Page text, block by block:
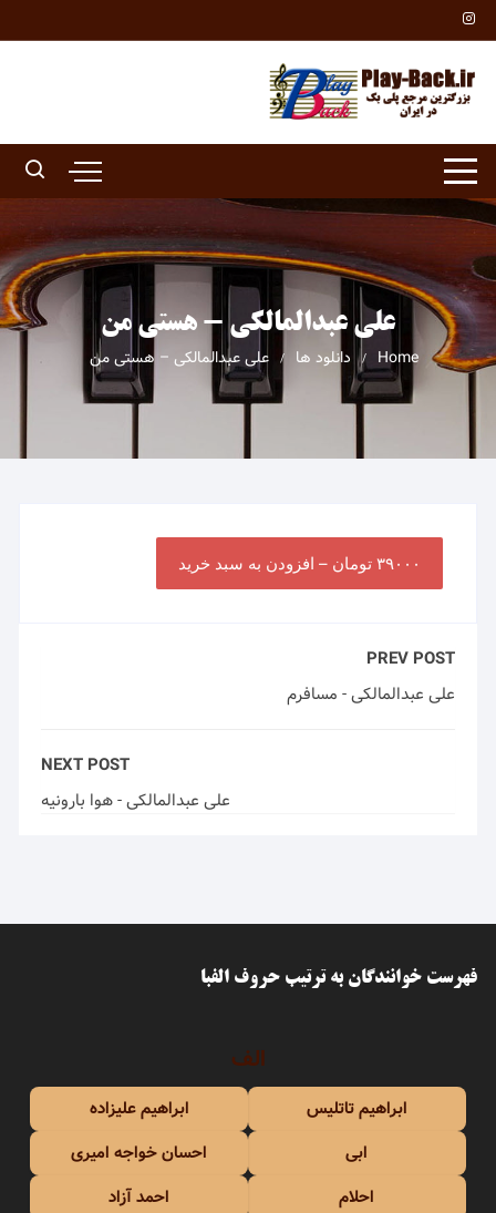
Skip
to
content
علی عبدالمالکی - هستی من
Home دانلود ها علی عبدالمالکی – هستی من
۳۹۰۰۰ تومان – افزودن به سبد خرید
PREV POST
علی عبدالمالکی - مسافرم
NEXT POST
علی عبدالمالکی - هوا بارونیه
فهرست خوانندگان به ترتیب حروف الفبا
الف
ابراهیم تاتلیس
ابراهیم علیزاده
ابی
احسان خواجه امیری
احلام
احمد آزاد